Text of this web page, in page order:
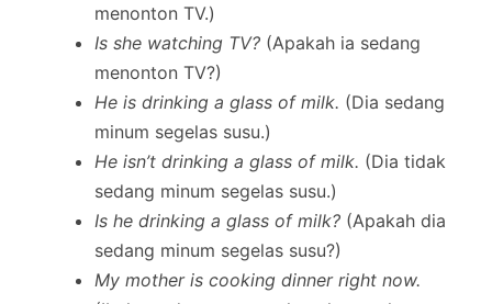
menonton TV.)
Is she watching TV? (Apakah ia sedang
menonton TV?)
He is drinking a glass of milk. (Dia sedang
minum segelas susu.)
He isn’t drinking a glass of milk. (Dia tidak
sedang minum segelas susu.)
Is he drinking a glass of milk? (Apakah dia
sedang minum segelas susu?)
My mother is cooking dinner right now.